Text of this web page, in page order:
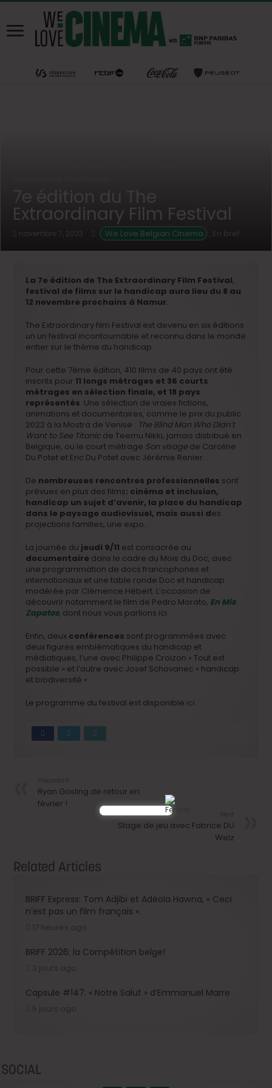
7e édition du The
Extraordinary Film Festival
novembre 7, 2023 We Love Belgian Cinema En bref
La 7e édition de The Extraordinary Film Festival,
festival de films sur le handicap aura lieu du 8 au
12 novembre prochains à Namur.
The Extraordinary film Festival est devenu en six éditions
un un festival incontournable et reconnu dans le monde
entier sur le thème du handicap.
Pour cette 7ème édition, 410 films de 40 pays ont été
inscrits pour 11 longs métrages et 36 courts
métrages en sélection finale, et 18 pays
représentés. Une sélection de vraies fictions,
animations et documentaires, comme le prix du public
2022 à la Mostra de Venise : The Blind Man Who Didn’t
Want to See Titanic de Teemu Nikki, jamais distribué en
Belgique, ou le court métrage Son visage de Caroline
Du Potet et Eric Du Potet avec Jérémie Renier.
De nombreuses rencontres professionnelles sont
prévues en plus des films: cinéma et inclusion,
handicap un sujet d’avenir, la place du handicap
dans le paysage audiovisuel, mais aussi des
projections familles, une expo…
La journée du jeudi 9/11 est consacrée au
documentaire dans le cadre du Mois du Doc, avec
une programmation de docs francophones et
internationaux et une table ronde Doc et handicap
modérée par Clémence Hébert. L’occasion de
découvrir notamment le film de Pedro Morato, En Mis
Zapatos, dont nous vous parlions ici.
Enfin, deux conférences sont programmées avec
deux figures emblématiques du handicap et
médiatiques, l’une avec Philippe Croizon « Tout est
possible » et l’autre avec Josef Schovanec « handicap
et biodiversité ».
Le programme du festival est disponible ici.
Ryan Gosling de retour en
février !
Stage de jeu avec Fabrice DU
Welz
Related Articles
BRIFF Express: Tom Adjibi et Adéola Hawna, « Ceci
n’est pas un film français ».
17 heures ago
BRIFF 2026: la Compétition belge!
3 jours ago
Capsule #147: « Notre Salut » d’Emmanuel Marre
5 jours ago
SOCIAL